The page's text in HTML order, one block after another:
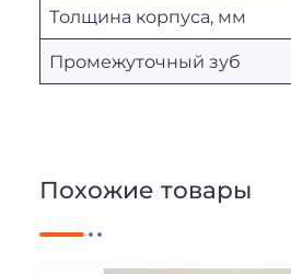
Толщина корпуса, мм
Промежуточный зуб
Похожие товары